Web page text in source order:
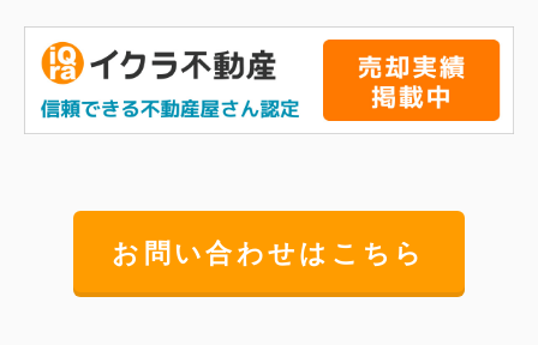
お問い合わせはこちら